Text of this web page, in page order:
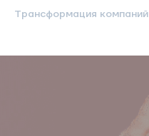
Трансформация компаний